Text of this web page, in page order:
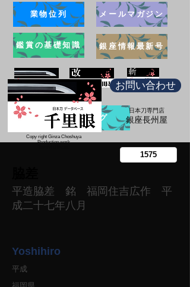
業物位列
鑑賞の基礎知識
メールマガジン
銀座情報最新号
ブログ
お問い合わせ
日本刀専門店
​銀座長州屋
Copy right Ginza Choshuya
Production work
平造脇差 銘 福岡住吉広作 平
成二十七年八月
Yoshihiro
平成